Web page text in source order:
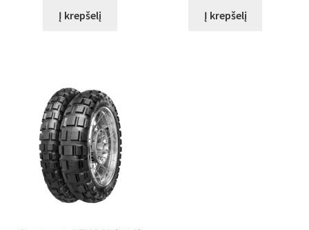
Į krepšelį Į krepšelį